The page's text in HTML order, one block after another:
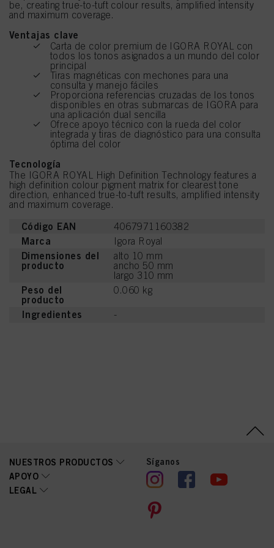
be, creating true-to-tuft colour results, amplified intensity
and maximum coverage.
Ventajas clave
Carta de color premium de IGORA ROYAL con
todos los tonos asignados a un mundo del color
principal
Tiras magnéticas con mechones para una
consulta y manejo fáciles
Proporciona referencias cruzadas de los tonos
disponibles en otras submarcas de IGORA para
una aplicación dual sencilla
Ofrece apoyo técnico con la rueda del color
integrada y tiras de diagnóstico para una consulta
óptima del color
Tecnología
The IGORA ROYAL High Definition Technology features a
high definition colour pigment matrix for clearest tone
direction, enhanced true-to-tuft results, amplified intensity
and maximum coverage.
Código EAN 4067971160382
Marca Igora Royal
Dimensiones del
producto
alto 10 mm
ancho 50 mm
largo 310 mm
Peso del
producto
0.060 kg
Ingredientes -
NUESTROS PRODUCTOS
APOYO
LEGAL
Síganos